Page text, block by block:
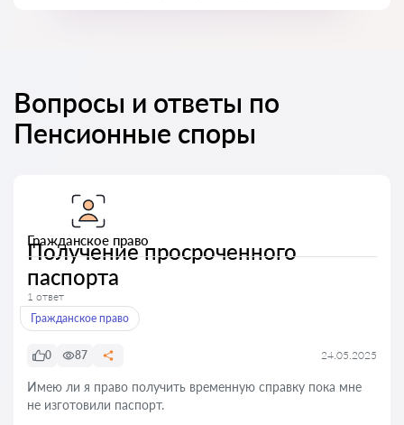
Вопросы и ответы по
Пенсионные споры
Гражданское право
Получение просроченного
паспорта
1 ответ
Гражданское право
0 87 24.05.2025
Имею ли я право получить временную справку пока мне
не изготовили паспорт.